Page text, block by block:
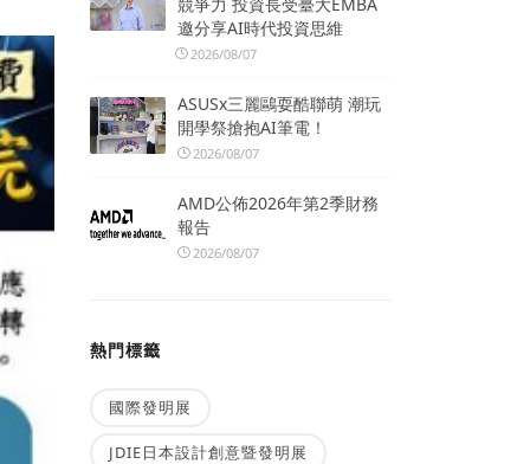
邀分享AI時代投資思維
2026/08/07
ASUSx三麗鷗耍酷聯萌 潮玩
開學祭搶抱AI筆電！
2026/08/07
AMD公佈2026年第2季財務
報告
2026/08/07
熱門標籤
國際發明展
JDIE日本設計創意暨發明展